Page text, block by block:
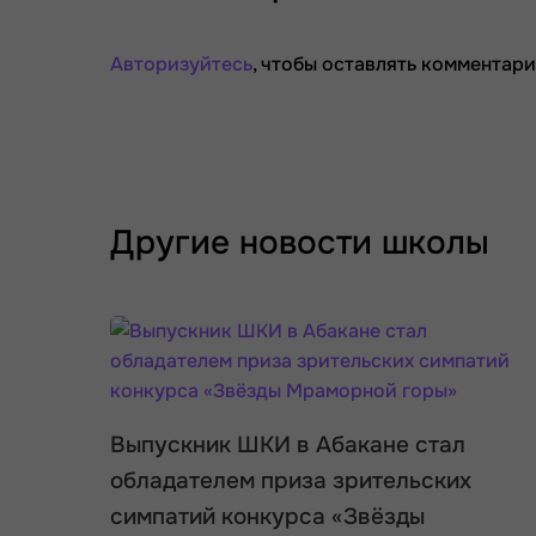
Авторизуйтесь, чтобы оставлять
Другие новости школы
Выпускник ШКИ в Абакане стал
обладателем приза зрительских
симпатий конкурса «Звёзды